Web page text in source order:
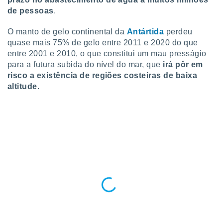
qual se
tal,
ou opor-
qualquer
em “
na
de pessoas.
O manto de gelo continental da Antártida perdeu
quase mais 75% de gelo entre 2011 e 2020 do que
entre 2001 e 2010, o que constitui um mau presságio
para a futura subida do nível do mar, que irá pôr em
risco a existência de regiões costeiras de baixa
altitude.